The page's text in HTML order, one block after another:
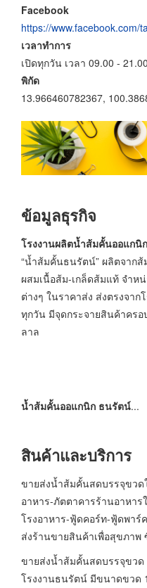
Facebook
https://www.facebook.com/
เวลาทำการ
เปิดทุกวัน เวลา 09.00 -
พิกัด
13.966460782367,
ข้อมูลธุรกิจ
โรงงานผลิตน้ำส้มคั้นออแกนิ
“น้ำส้มคั้นธนรัตน์” ผลิตจาก
ผสมเนื้อส้ม-เกล็ดส้มแท้ จำ
ต่างๆ ในราคาส่ง ส่งตรงจา
ทุกวัน มีจุดกระจายสินค้าครอ
ลาล
น้ำส้มคั้นออแกนิก ธนรัตน์...
สินค้าและบริการ
ขายส่งน้ำส้มคั้นสดบรรจุขว
อาหาร-ภัตตาคารร้านอาหาร
โรงอาหาร-ฟู้ดคอร์ท-ฟู้ดพาร์
ส่งร้านขายสินค้าเพื่อสุขภาพ
ขายส่งน้ำส้มคั้นสดบรรจุขวด
โรงงานธนรัตน์ มีขนาดขวด